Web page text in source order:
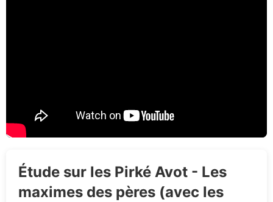
Étude sur les Pirké Avot - Les
maximes des pères (avec les